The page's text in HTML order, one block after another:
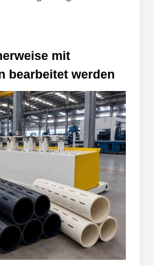
mit
bearbeitet werden